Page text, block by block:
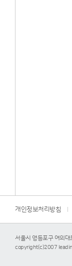
개인정보처리방침
서울시 영등포구 여의
copyright(c)2007